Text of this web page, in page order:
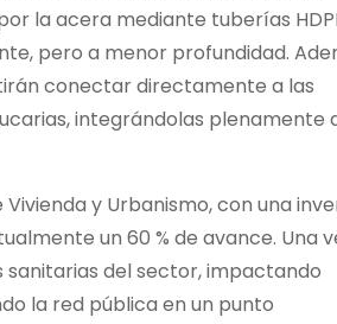
la acera mediante tuberías
pero a menor profundidad.
conectar directamente a las
integrándolas plenamente
y Urbanismo, con una
un 60 % de avance. Una
del sector, impactando
la red pública en un punto